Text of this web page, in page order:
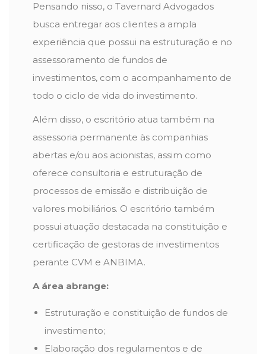
Pensando nisso, o Tavernard Advogados
busca entregar aos clientes a ampla
experiência que possui na estruturação e no
assessoramento de fundos de
investimentos, com o acompanhamento de
todo o ciclo de vida do investimento.
Além disso, o escritório atua também na
assessoria permanente às companhias
abertas e/ou aos acionistas, assim como
oferece consultoria e estruturação de
processos de emissão e distribuição de
valores mobiliários. O escritório também
possui atuação destacada na constituição e
certificação de gestoras de investimentos
perante CVM e ANBIMA.
A área abrange:
Estruturação e constituição de fundos de
investimento;
Elaboração dos regulamentos e de